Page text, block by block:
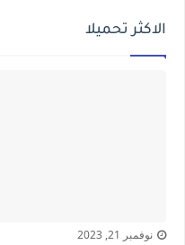
الاكثر تحميلا
نوفمبر 21, 2023